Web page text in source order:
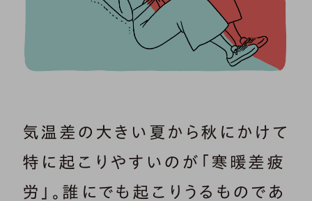
気温差の大きい夏から秋にかけて
特に起こりやすいのが「寒暖差疲
労」。誰にでも起こりうるものであ